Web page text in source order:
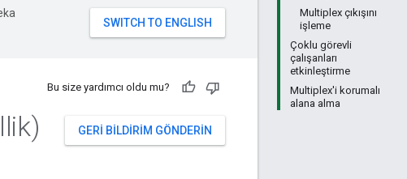
Multiplex çıkışını
işleme
Çoklu görevli
çalışanları
etkinleştirme
Multiplex'i korumalı
alana alma
Bu size yardımcı oldu mu?
GERI BILDIRIM GÖNDERIN